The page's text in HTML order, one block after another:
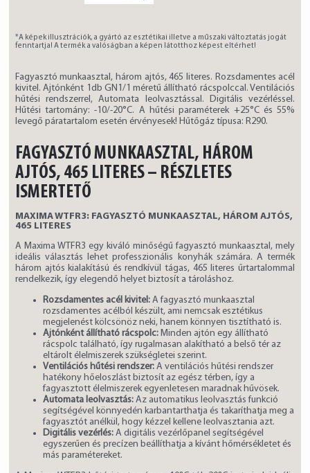
*A képek illusztrációk, a gyártó az esztétikai illetve a műszaki változtatás jogát
fenntartja! A termék a valóságban a képen látotthoz képest eltérhet!
Fagyasztó munkaasztal, három ajtós, 465 literes. Rozsdamentes acél
kivitel. Ajtónként 1db GN1/1 méretű állítható rácspolccal. Ventilációs
hűtési rendszerrel, Automata leolvasztással. Digitális vezérléssel.
Hűtési tartomány: -10/-20°C. A hűtési paraméterek +25°C és 55%
levegő páratartalom esetén érvényesek! Hűtőgáz típusa: R290.
FAGYASZTÓ MUNKAASZTAL, HÁROM
AJTÓS, 465 LITERES – RÉSZLETES
ISMERTETŐ
MAXIMA WTFR3: FAGYASZTÓ MUNKAASZTAL, HÁROM AJTÓS,
465 LITERES
A Maxima WTFR3 egy kiváló minőségű fagyasztó munkaasztal, mely
ideális választás lehet professzionális konyhák számára. A termék
három ajtós kialakítású és rendkívül tágas, 465 literes űrtartalommal
rendelkezik, így elegendő helyet biztosít a tároláshoz.
Rozsdamentes acél kivitel:A fagyasztó munkaasztal
rozsdamentes acélból készült, ami nemcsak esztétikus
megjelenést kölcsönöz neki, hanem könnyen tisztítható is.
Ajtónként állítható rácspolc:Minden ajtón egy állítható
rácspolc található, így rugalmasan alakítható a belső tér az
eltárolt élelmiszerek szükségletei szerint.
Ventilációs hűtési rendszer:A ventilációs hűtési rendszer
hatékony hőeloszlást biztosít az egész térben, így a
fagyasztott élelmiszerek egyenletesen maradnak hűvösek.
Automata leolvasztás:Az automatikus leolvasztás funkció
segítségével könnyedén karbantarthatja és takaríthatja meg a
fagyasztót anélkül, hogy kézzel kellene leolvasztania azt.
Digitális vezérlés:A digitális vezérlőpanel segítségével
egyszerűen és precízen beállíthatja a kívánt hőmérsékletet és
más paramétereket.